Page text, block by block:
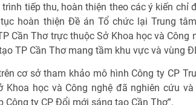
tiếp thu, hoàn thiện theo các ý kiến chỉ
hoàn thiện Đề án Tổ chức lại Trung
Cần Thơ trực thuộc Sở Khoa học và Công
TP Cần Thơ mang tầm khu vực và vùng
cơ sở tham khảo mô hình Công ty CP
Khoa học và Công nghệ đã nghiên cứu
Công ty CP Đổi mới sáng tạo Cần Thơ”.